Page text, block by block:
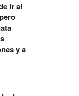
ir al
y a